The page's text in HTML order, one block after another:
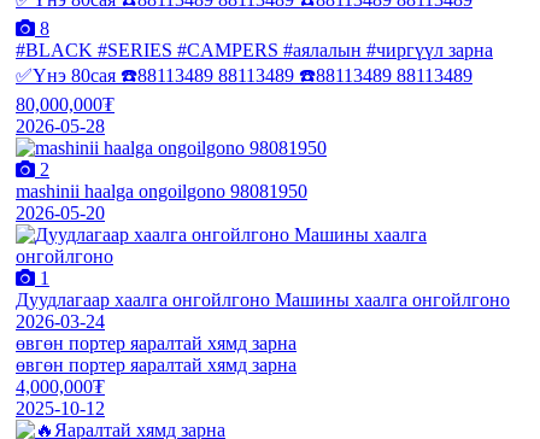
8
#BLACK #SERIES #CAMPERS #аялалын #чиргүүл зарна
✅Үнэ 80сая ☎️88113489 88113489 ☎️88113489 88113489
80,000,000₮
2026-05-28
2
mashinii haalga ongoilgono 98081950
2026-05-20
1
Дуудлагаар хаалга онгойлгоно Машины хаалга онгойлгоно
2026-03-24
өвгөн портер яаралтай хямд зарна
өвгөн портер яаралтай хямд зарна
4,000,000₮
2025-10-12